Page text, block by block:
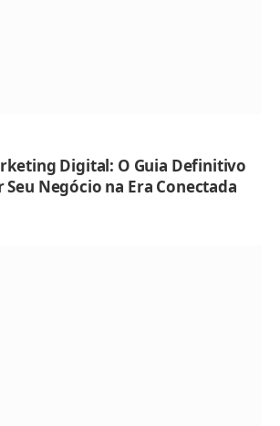
Digital: O Guia Definitivo
Negócio na Era Conectada